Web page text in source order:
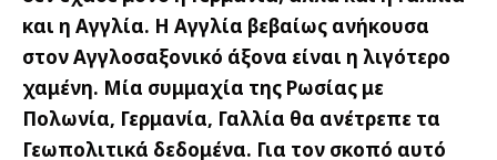
και η Αγγλία. Η Αγγλία βεβαίως ανήκουσα
στον Αγγλοσαξονικό άξονα είναι η λιγότερο
χαμένη. Μία συμμαχία της Ρωσίας με
Πολωνία, Γερμανία, Γαλλία θα ανέτρεπε τα
Γεωπολιτικά δεδομένα. Για τον σκοπό αυτό